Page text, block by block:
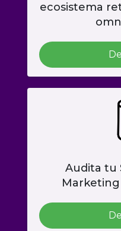
ecosistema
Audita tu